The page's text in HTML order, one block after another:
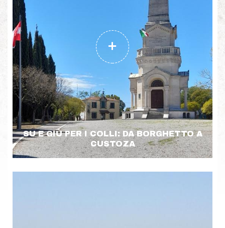
SU E GIÙ PER I COLLI: DA BORGHETTO A
CUSTOZA